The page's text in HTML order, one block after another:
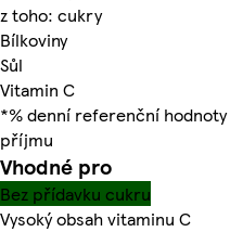
z toho: cukry
Bílkoviny
Sůl
Vitamin C
*% denní referenční hodnoty
příjmu
Vhodné pro
Bez přídavku cukru
Vysoký obsah vitaminu C